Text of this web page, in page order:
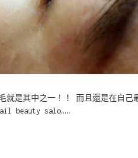
就是其中之一！！ 而且還是在自己
beauty salo……